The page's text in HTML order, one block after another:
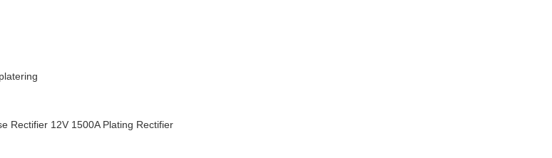
Rectifier 12V 1500A Plating Rectifier